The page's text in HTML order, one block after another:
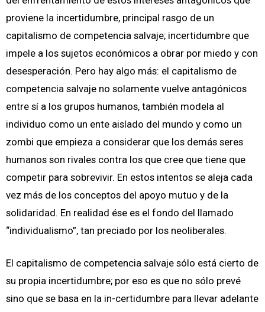
proviene la incertidumbre, principal rasgo de un
capitalismo de competencia salvaje; incertidumbre que
impele a los sujetos económicos a obrar por miedo y con
desesperación. Pero hay algo más: el capitalismo de
competencia salvaje no solamente vuelve antagónicos
entre sí a los grupos humanos, también modela al
individuo como un ente aislado del mundo y como un
zombi que empieza a considerar que los demás seres
humanos son rivales contra los que cree que tiene que
competir para sobrevivir. En estos intentos se aleja cada
vez más de los conceptos del apoyo mutuo y de la
solidaridad. En realidad ése es el fondo del llamado
“individualismo”, tan preciado por los neoliberales.
El capitalismo de competencia salvaje sólo está cierto de
su propia incertidumbre; por eso es que no sólo prevé
sino que se basa en la in-certidumbre para llevar adelante